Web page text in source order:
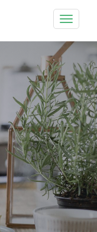
Toggle